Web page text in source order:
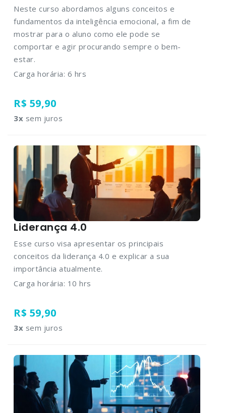
Neste curso abordamos alguns conceitos e
fundamentos da inteligência emocional, a fim de
mostrar para o aluno como ele pode se
comportar e agir procurando sempre o bem-
estar.
Carga horária: 6 hrs
R$ 59,90
3x sem juros
Liderança 4.0
Esse curso visa apresentar os principais
conceitos da liderança 4.0 e explicar a sua
importância atualmente.
Carga horária: 10 hrs
R$ 59,90
3x sem juros